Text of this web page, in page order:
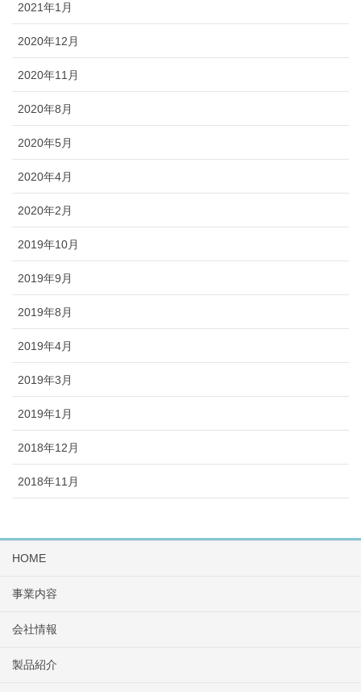
2021年1月
2020年12月
2020年11月
2020年8月
2020年5月
2020年4月
2020年2月
2019年10月
2019年9月
2019年8月
2019年4月
2019年3月
2019年1月
2018年12月
2018年11月
HOME
事業内容
会社情報
製品紹介